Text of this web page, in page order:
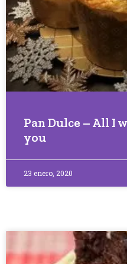
Pan Dulce – All I
you
23 enero, 2020